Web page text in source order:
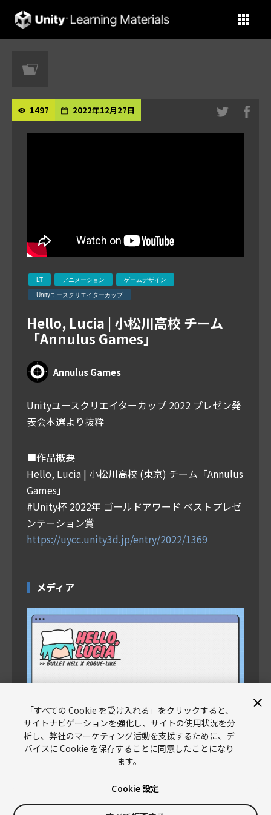
Unity Learning Materials
1497 2022年12月27日
LT アニメーション
ゲームデザイン
Unityユースクリエイターカップ
Hello, Lucia | 小松川高校 チーム
「Annulus Games」
Annulus Games
Unityユースクリエイターカップ 2022 プレゼン発
表会本選より抜粋
■作品概要
Hello, Lucia | 小松川高校 (東京) チーム「Annulus
Games」
#Unity杯 2022年 ゴールドアワード ベストプレゼ
ンテーション賞
https://uycc.unity3d.jp/entry/2022/1369
メディア
Unity
「すべての Cookie を受け入れる」をクリックすると、
サイトナビゲーションを強化し、サイトの使用状況を分
析し、弊社のマーケティング活動を支援するために、デ
バイスに Cookie を保存することに同意したことになり
ます。
Cookie 設定